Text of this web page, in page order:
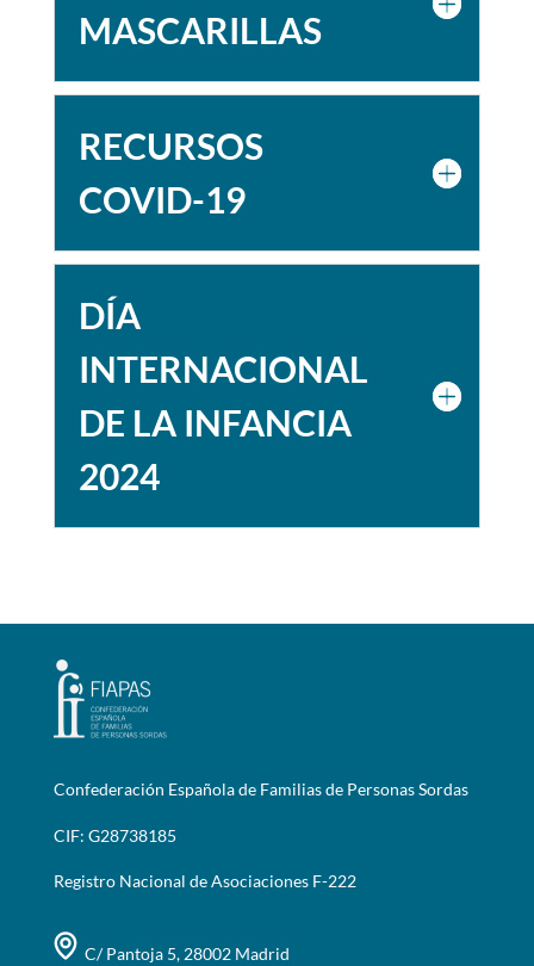
MASCARILLAS
RECURSOS
COVID-19
DÍA
INTERNACIONAL
DE LA INFANCIA
2024
Confederación Española de Familias de Personas Sordas
CIF: G28738185
Registro Nacional de Asociaciones F-222
C/ Pantoja 5, 28002 Madrid